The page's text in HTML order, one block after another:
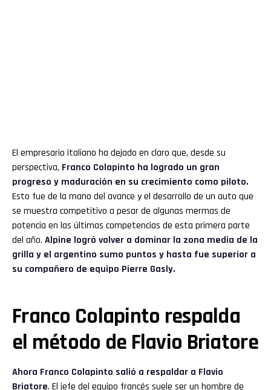
El empresario italiano ha dejado en claro que, desde su
perspectiva, Franco Colapinto ha logrado un gran
progreso y maduración en su crecimiento como piloto.
Esto fue de la mano del avance y el desarrollo de un auto que
se muestra competitivo a pesar de algunas mermas de
potencia en las últimas competencias de esta primera parte
del año. Alpine logró volver a dominar la zona media de la
grilla y el argentino sumo puntos y hasta fue superior a
su compañero de equipo Pierre Gasly.
Franco Colapinto respalda
el método de Flavio Briatore
Ahora Franco Colapinto salió a respaldar a Flavio
Briatore. El jefe del equipo francés suele ser un hombre de